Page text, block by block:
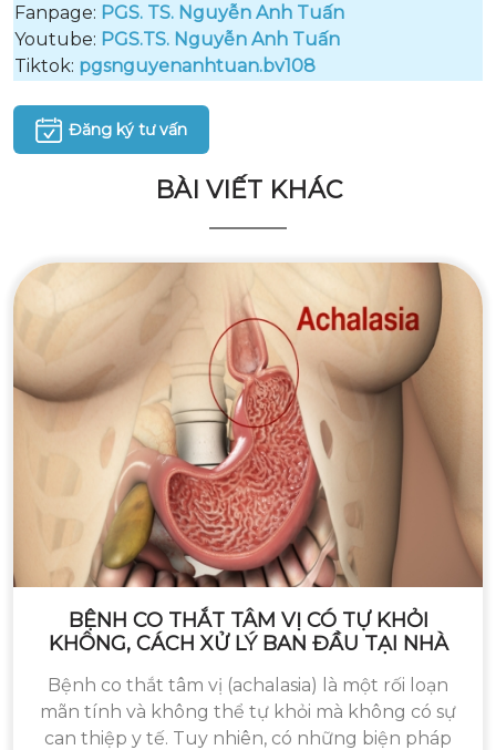
Fanpage: PGS. TS. Nguyễn Anh Tuấn
Youtube: PGS.TS. Nguyễn Anh Tuấn
Tiktok: pgsnguyenanhtuan.bv108
Đăng ký tư vấn
BÀI VIẾT KHÁC
BỆNH CO THẮT TÂM VỊ CÓ TỰ KHỎI
KHÔNG, CÁCH XỬ LÝ BAN ĐẦU TẠI NHÀ
Bệnh co thắt tâm vị (achalasia) là một rối loạn
mãn tính và không thể tự khỏi mà không có sự
can thiệp y tế. Tuy nhiên, có những biện pháp